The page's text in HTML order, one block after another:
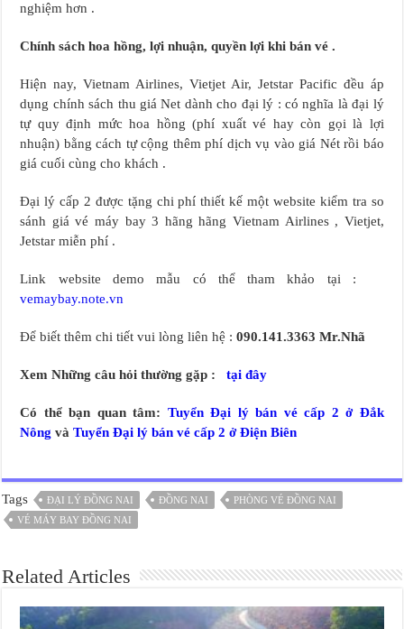
nghiệm hơn .
Chính sách hoa hồng, lợi nhuận, quyền lợi khi bán vé .
Hiện nay, Vietnam Airlines, Vietjet Air, Jetstar Pacific đều áp
dụng chính sách thu giá Net dành cho đại lý : có nghĩa là đại lý
tự quy định mức hoa hồng (phí xuất vé hay còn gọi là lợi
nhuận) bằng cách tự cộng thêm phí dịch vụ vào giá Nét rồi báo
giá cuối cùng cho khách .
Đại lý cấp 2 được tặng chi phí thiết kế một website kiểm tra so
sánh giá vé máy bay 3 hãng hãng Vietnam Airlines , Vietjet,
Jetstar miễn phí .
Link website demo mẫu có thể tham khảo tại :
vemaybay.note.vn
Để biết thêm chi tiết vui lòng liên hệ :090.141.3363 Mr.Nhã
Xem Những câu hỏi thường gặp :tại đây
Có thể bạn quan tâm: Tuyển Đại lý bán vé cấp 2 ở Đắk
Nông vàTuyển Đại lý bán vé cấp 2 ở Điện Biên
Tags ĐẠI LÝ ĐỒNG NAI ĐỒNG NAI
PHÒNG VÉ ĐỒNG NAI
VÉ MÁY BAY ĐỒNG NAI
Related Articles